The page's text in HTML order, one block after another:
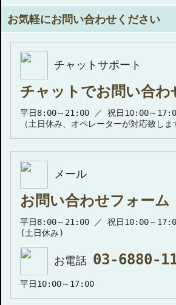
お気軽にお問い合わせください
チャットサポート
チャットでお問い合わ
平日8:00～21:00 ／ 祝日10:00～
（土日休み、オペレーターが対応致しま
メール
お問い合わせフォーム
平日8:00～21:00 ／ 祝日10:00～
(土日休み)
お電話 03-6880-
平日10:00～17:00